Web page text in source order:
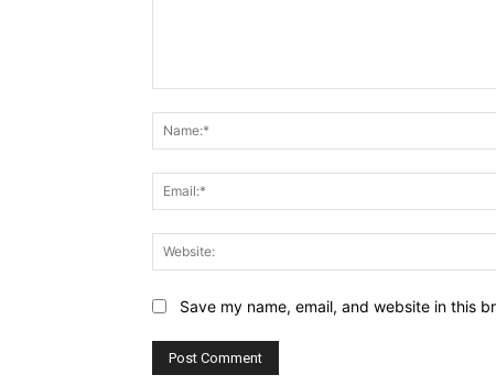
Save my name, email, and website in this